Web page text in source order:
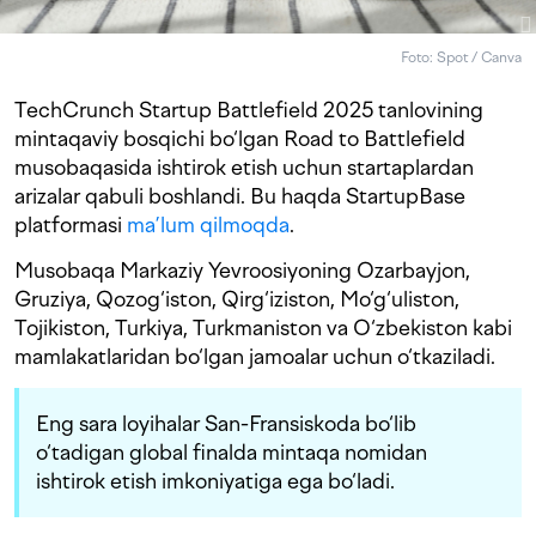
Foto: Spot / Canva
TechCrunch Startup Battlefield 2025 tanlovining
mintaqaviy bosqichi bo‘lgan Road to Battlefield
musobaqasida ishtirok etish uchun startaplardan
arizalar qabuli boshlandi. Bu haqda StartupBase
platformasi ma’lum qilmoqda.
Musobaqa Markaziy Yevroosiyoning Ozarbayjon,
Gruziya, Qozog‘iston, Qirg‘iziston, Mo‘g‘uliston,
Tojikiston, Turkiya, Turkmaniston va O‘zbekiston kabi
mamlakatlaridan bo‘lgan jamoalar uchun o‘tkaziladi.
Eng sara loyihalar San-Fransiskoda bo‘lib
o‘tadigan global finalda mintaqa nomidan
ishtirok etish imkoniyatiga ega bo‘ladi.